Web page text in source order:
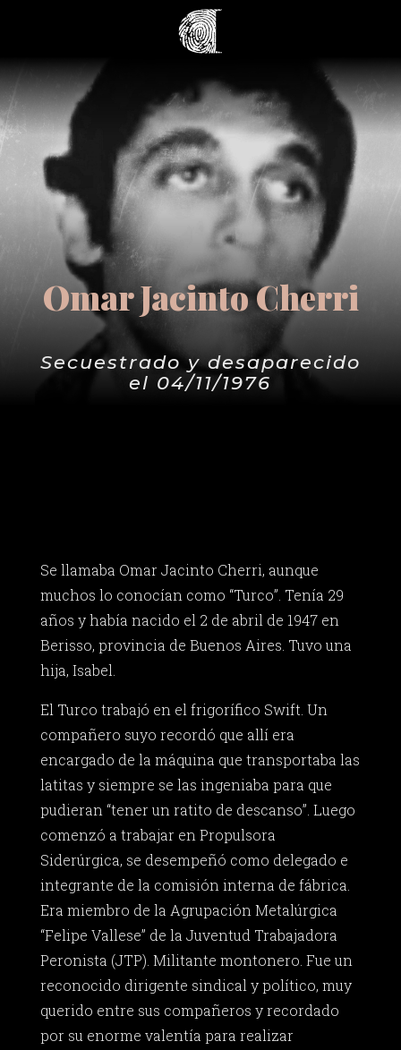
Omar Jacinto Cherri
Secuestrado y desaparecido
el 04/11/1976
Se llamaba Omar Jacinto Cherri, aunque
muchos lo conocían como “Turco”. Tenía 29
años y había nacido el 2 de abril de 1947 en
Berisso, provincia de Buenos Aires. Tuvo una
hija, Isabel.
El Turco trabajó en el frigorífico Swift. Un
compañero suyo recordó que allí era
encargado de la máquina que transportaba las
latitas y siempre se las ingeniaba para que
pudieran “tener un ratito de descanso”. Luego
comenzó a trabajar en Propulsora
Siderúrgica, se desempeñó como delegado e
integrante de la comisión interna de fábrica.
Era miembro de la Agrupación Metalúrgica
“Felipe Vallese” de la Juventud Trabajadora
Peronista (JTP). Militante montonero. Fue un
reconocido dirigente sindical y político, muy
querido entre sus compañeros y recordado
por su enorme valentía para realizar